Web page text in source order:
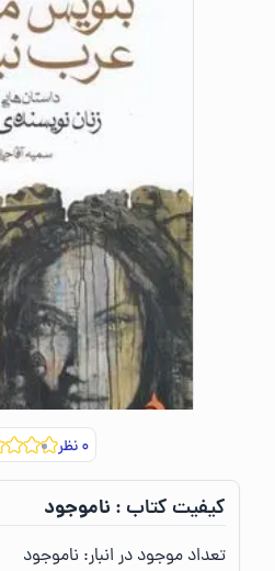
۰نظر
کیفیت کتاب :‌ ناموجود
تعداد موجود در انبار:‌ ناموجود